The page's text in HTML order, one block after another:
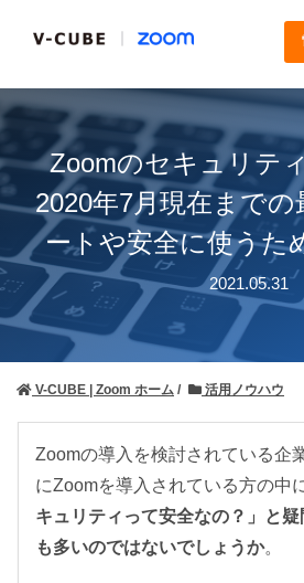
Zoomのセキュリテ
2020年7月現在まで
ートや安全に使うた
2021.05.31
V-CUBE | Zoom ホーム 活用ノウハウ
Zoomの導入を検討されている企
にZoomを導入されている方の中
キュリティって安全なの？」と
も多いのではないでしょうか。